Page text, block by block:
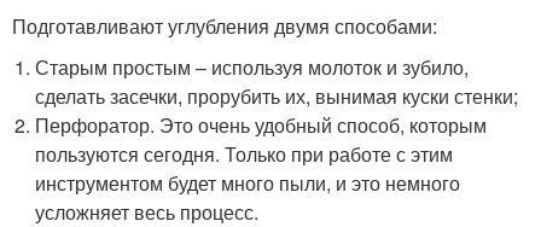
Подготавливают углубления двумя способами:
Старым простым – используя молоток и зубило,
сделать засечки, прорубить их, вынимая куски стенки;
Перфоратор. Это очень удобный способ, которым
пользуются сегодня. Только при работе с этим
инструментом будет много пыли, и это немного
усложняет весь процесс.